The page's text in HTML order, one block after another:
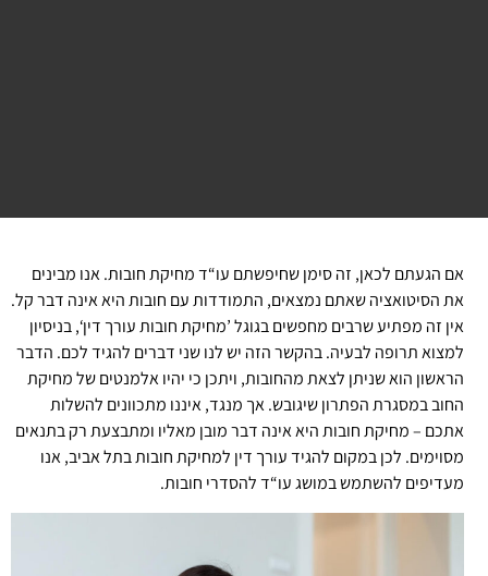
אם הגעתם לכאן, זה סימן שחיפשתם עו“ד מחיקת חובות. אנו מבינים
את הסיטואציה שאתם נמצאים, התמודדות עם חובות היא אינה דבר קל.
אין זה מפתיע שרבים מחפשים בגוגל ’מחיקת חובות עורך דין‘, בניסיון
למצוא תרופה לבעיה. בהקשר הזה יש לנו שני דברים להגיד לכם. הדבר
הראשון הוא שניתן לצאת מהחובות, ויתכן כי יהיו אלמנטים של מחיקת
החוב במסגרת הפתרון שיגובש. אך מנגד, איננו מתכוונים להשלות
אתכם – מחיקת חובות היא אינה דבר מובן מאליו ומתבצעת רק בתנאים
מסוימים. לכן במקום להגיד עורך דין למחיקת חובות בתל אביב, אנו
מעדיפים להשתמש במושג עו“ד להסדרי חובות.